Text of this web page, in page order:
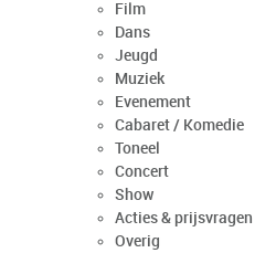
Film
Dans
Jeugd
Muziek
Evenement
Cabaret / Komedie
Toneel
Concert
Show
Acties & prijsvragen
Overig